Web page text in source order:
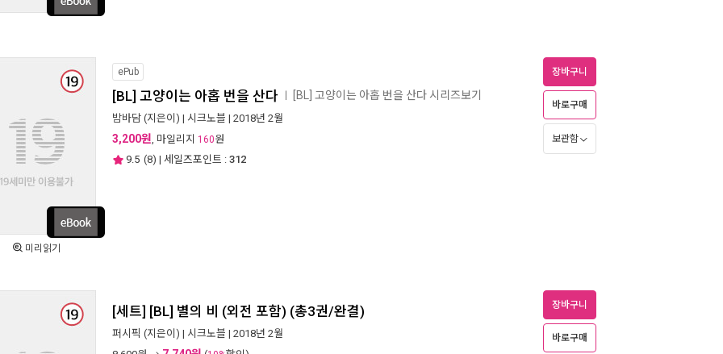
미리읽기
ePub
[BL] 고양이는 아홉 번을 산다 [BL] 고양이는 아홉 번을 산다 시리즈보기
밤바담 (지은이) | 시크노블 | 2018년 2월
3,200원, 마일리지 160원
9.5 (8) | 세일즈포인트 : 312
장바구니
바로구매
보관함
[세트] [BL] 별의 비 (외전 포함) (총3권/완결)
퍼시픽 (지은이) | 시크노블 | 2018년 2월
장바구니
바로구매